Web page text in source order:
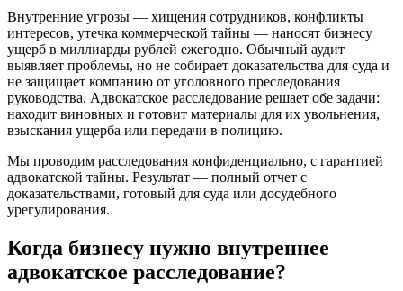
Внутренние угрозы — хищения сотрудников, конфликты
интересов, утечка коммерческой тайны — наносят бизнесу
ущерб в миллиарды рублей ежегодно. Обычный аудит
выявляет проблемы, но не собирает доказательства для суда и
не защищает компанию от уголовного преследования
руководства. Адвокатское расследование решает обе задачи:
находит виновных и готовит материалы для их увольнения,
взыскания ущерба или передачи в полицию.
Мы проводим расследования конфиденциально, с гарантией
адвокатской тайны. Результат — полный отчет с
доказательствами, готовый для суда или досудебного
урегулирования.
Когда бизнесу нужно внутреннее
адвокатское расследование?